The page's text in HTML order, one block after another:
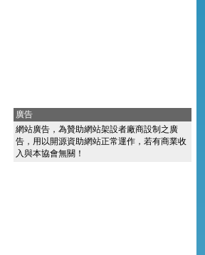
廣告
網站廣告，為贊助網站架設者廠商設制之廣
告，用以開源資助網站正常運作，若有商業收
入與本協會無關！